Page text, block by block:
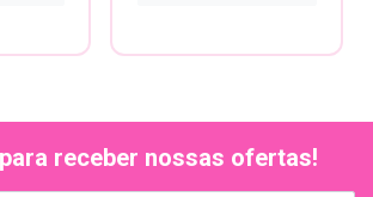
receber nossas ofertas!